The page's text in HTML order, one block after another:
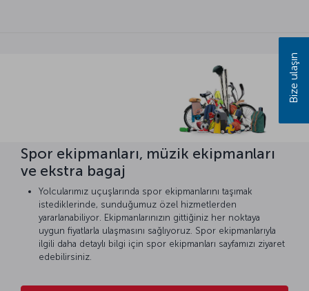
Spor ekipmanları, müzik ekipmanları
ve ekstra bagaj
Yolcularımız uçuşlarında spor ekipmanlarını taşımak
istediklerinde, sunduğumuz özel hizmetlerden
yararlanabiliyor. Ekipmanlarınızın gittiğiniz her noktaya
uygun fiyatlarla ulaşmasını sağlıyoruz. Spor ekipmanlarıyla
ilgili daha detaylı bilgi için spor ekipmanları sayfamızı ziyaret
edebilirsiniz.
Bize ulaşın